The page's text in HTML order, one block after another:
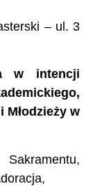
– ul. 3
w intencji
i Młodzieży w
Sakramentu,